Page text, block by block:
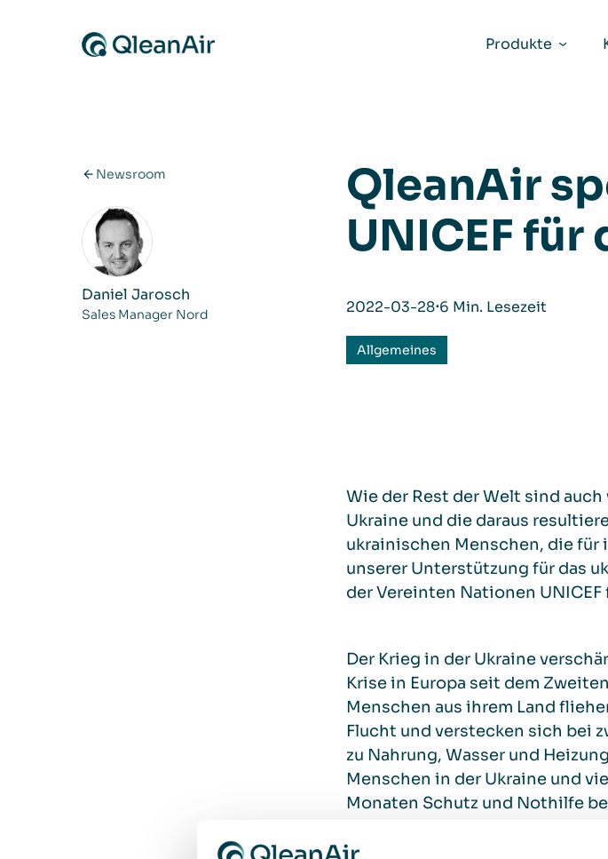
Produkte
Newsroom
Daniel Jarosch
Sales Manager Nord
QleanAir
UNICEF
2022-03-28⋅6 Min. Lesezeit
Allgemeines
Wie der Rest der Welt sind
Ukraine und die daraus
ukrainischen Menschen, die für
unserer Unterstützung für das
der Vereinten Nationen
Der Krieg in der Ukraine
Krise in Europa seit dem
Menschen aus ihrem Land
Flucht und verstecken sich bei
zu Nahrung, Wasser und
Menschen in der Ukraine und
Monaten Schutz und Nothilfe